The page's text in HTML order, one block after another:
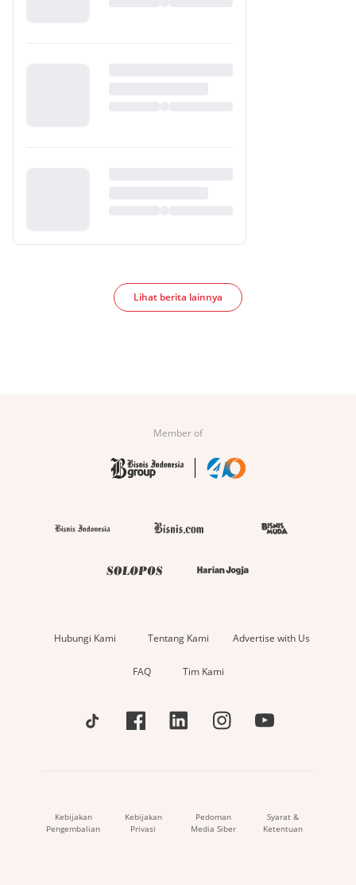
Lihat berita lainnya
Member of
Hubungi Kami Tentang Kami Advertise with Us
FAQ Tim Kami
Kebijakan
Pengembalian
Kebijakan
Privasi
Pedoman
Media Siber
Syarat &
Ketentuan